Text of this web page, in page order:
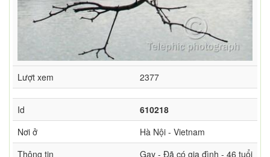
Lượt xem 2377
Id
610218
Nơi ở
Hà Nội - Vietnam
Thông tin
Gay - Đã có gia đình - 46 tuổi